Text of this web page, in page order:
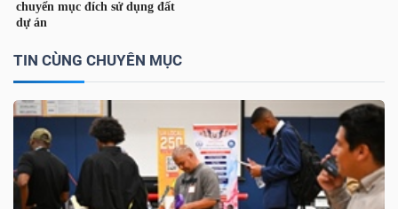
TIN CÙNG CHUYÊN MỤC
NGHIỆP
TIÊU
DÙNG
KHÔNG
THIẾT